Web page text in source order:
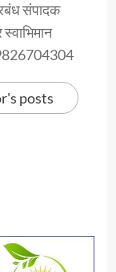
संपादक
posts